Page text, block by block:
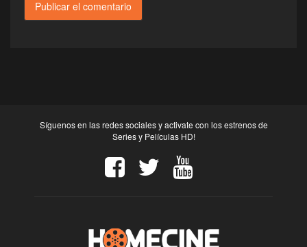
Síguenos en las redes sociales y activate con los estrenos de
Series y Películas HD!